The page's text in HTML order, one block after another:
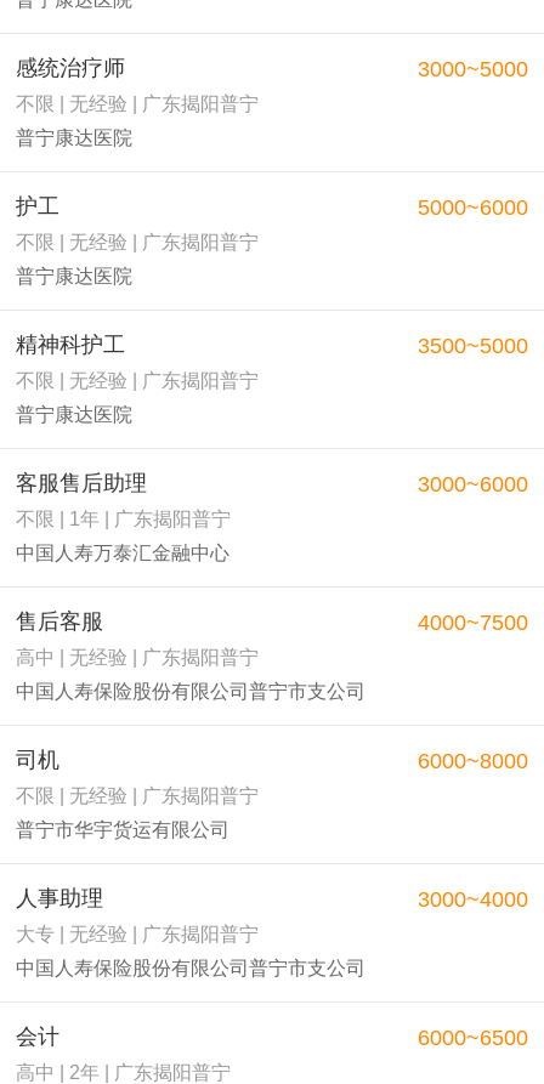
感统治疗师
不限 | 无经验 | 广东揭阳普宁
普宁康达医院
3000~5000
护工
不限 | 无经验 | 广东揭阳普宁
普宁康达医院
5000~6000
精神科护工
不限 | 无经验 | 广东揭阳普宁
普宁康达医院
3500~5000
客服售后助理
不限 | 1年 | 广东揭阳普宁
中国人寿万泰汇金融中心
3000~6000
售后客服
高中 | 无经验 | 广东揭阳普宁
中国人寿保险股份有限公司普宁市支公司
4000~7500
司机
不限 | 无经验 | 广东揭阳普宁
普宁市华宇货运有限公司
6000~8000
人事助理
大专 | 无经验 | 广东揭阳普宁
中国人寿保险股份有限公司普宁市支公司
3000~4000
会计
高中 | 2年 | 广东揭阳普宁
6000~6500